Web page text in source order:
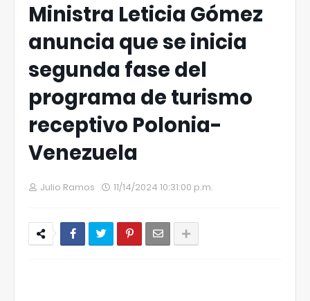
Ministra Leticia Gómez
anuncia que se inicia
segunda fase del
programa de turismo
receptivo Polonia-
Venezuela
Julio Ramos 11/14/2024 10:31:00 p.m.